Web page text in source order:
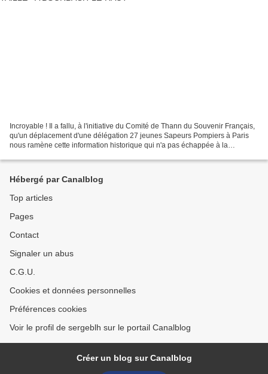
Incroyable ! Il a fallu, à l'initiative du Comité de Thann du Souvenir Français,
qu'un déplacement d'une délégation 27 jeunes Sapeurs Pompiers à Paris
nous ramène cette information historique qui n'a pas échappée à la
Hébergé par Canalblog
Top articles
Pages
Contact
Signaler un abus
C.G.U.
Cookies et données personnelles
Préférences cookies
Voir le profil de sergeblh sur le portail Canalblog
Créer un blog sur Canalblog